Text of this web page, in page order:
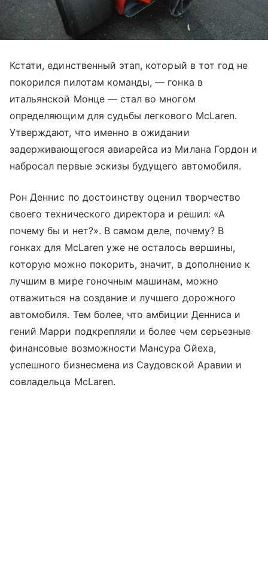
Кстати, единственный этап, который в тот год не
покорился пилотам команды, — гонка в
итальянской Монце — стал во многом
определяющим для судьбы легкового McLaren.
Утверждают, что именно в ожидании
задерживающегося авиарейса из Милана Гордон и
набросал первые эскизы будущего автомобиля.
Рон Деннис по достоинству оценил творчество
своего технического директора и решил: «А
почему бы и нет?». В самом деле, почему? В
гонках для McLaren уже не осталось вершины,
которую можно покорить, значит, в дополнение к
лучшим в мире гоночным машинам, можно
отважиться на создание и лучшего дорожного
автомобиля. Тем более, что амбиции Денниса и
гений Марри подкрепляли и более чем серьезные
финансовые возможности Мансура Ойеха,
успешного бизнесмена из Саудовской Аравии и
совладельца McLaren.